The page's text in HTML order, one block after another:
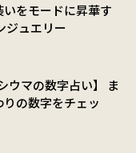
いをモードに昇華す
ジュエリー
ウマの数字占い】 ま
の数字をチェッ